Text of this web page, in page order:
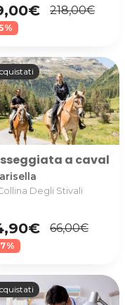
218,00€
in presenza o
a cavallo
Degli Stivali
66,00€